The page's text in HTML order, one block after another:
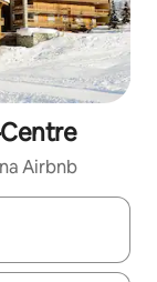
Airbnb
prechádzať